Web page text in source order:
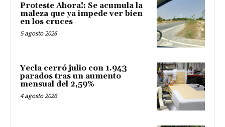
Proteste Ahora!: Se acumula la
maleza que ya impede ver bien
en los cruces
5 agosto 2026
Yecla cerró julio con 1.943
parados tras un aumento
mensual del 2,59%
4 agosto 2026